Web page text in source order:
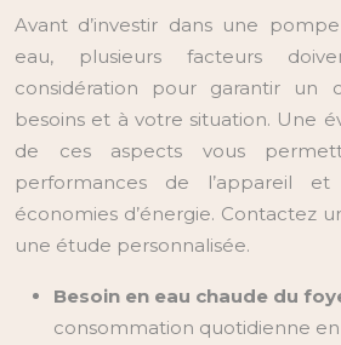
Avant d’investir dans une
eau, plusieurs facteurs
considération pour garantir un
besoins et à votre situation. Une
de ces aspects vous
performances de l’appareil
économies d’énergie. Contactez
une étude personnalisée.
Besoin en eau chaude du
consommation quotidienne